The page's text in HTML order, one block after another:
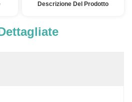
Descrizione Del Prodotto